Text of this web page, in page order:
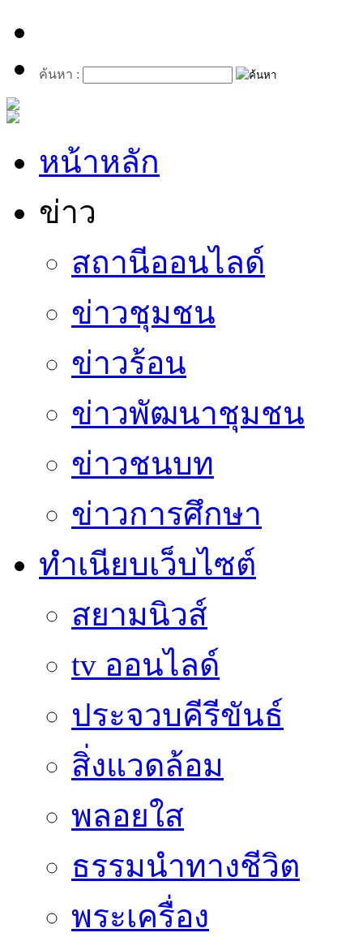
ค้นหา :
หน้าหลัก
ข่าว
สถานีออนไลด์
ข่าวชุมชน
ข่าวร้อน
ข่าวพัฒนาชุมชน
ข่าวชนบท
ข่าวการศึกษา
ทำเนียบเว็บไซต์
สยามนิวส์
tv ออนไลด์
ประจวบคีรีขันธ์
สิ่งแวดล้อม
พลอยใส
ธรรมนำทางชีวิต
พระเครื่อง